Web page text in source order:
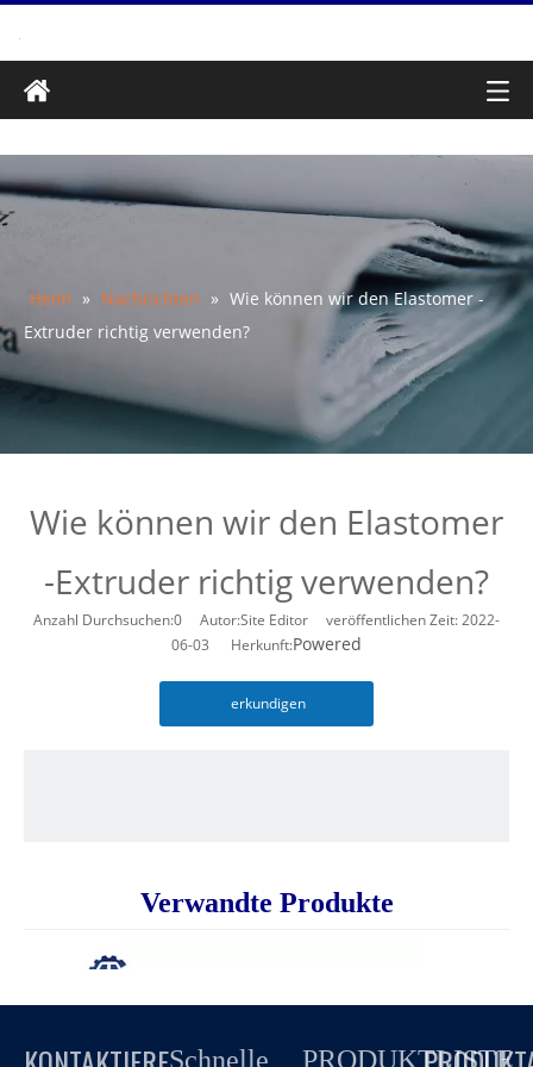
Heim » Nachrichten » Wie können wir den Elastomer -
Extruder richtig verwenden?
Wie können wir den Elastomer
-Extruder richtig verwenden?
Anzahl Durchsuchen:0 Autor:Site Editor veröffentlichen Zeit: 2022-
06-03 Herkunft:Powered
erkundigen
Verwandte Produkte
Schnelle
PRODUKTLISTE